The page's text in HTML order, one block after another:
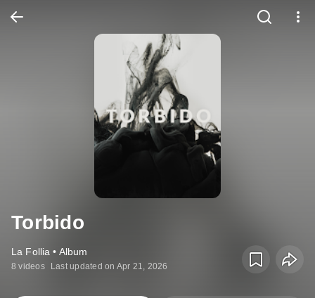
Torbido
La Follia • Album
8 videos Last updated on Apr 21, 2026